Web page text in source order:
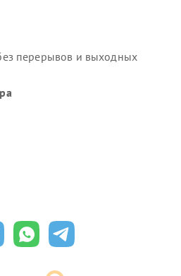
перерывов и выходных